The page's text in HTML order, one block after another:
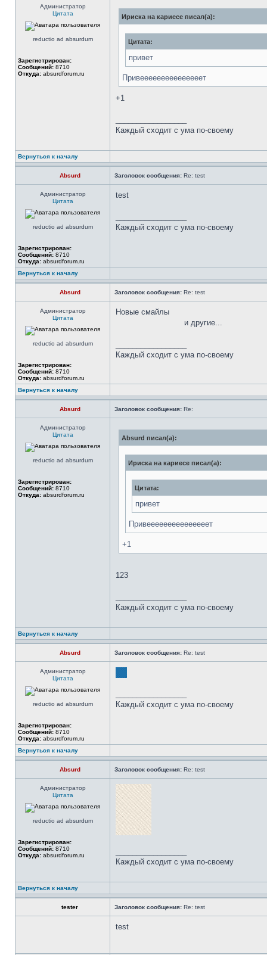
Администратор
Цитата
reductio ad absurdum
Зарегистрирован:
Сообщений: 8710
Откуда: absurdforum.ru
Ириска на кариесе писал(а):
Цитата:
привет
Привееееееееееееееет
+1
Каждый сходит с ума по-своему
Вернуться к началу
Absurd Заголовок сообщения: Re: test
Администратор
Цитата
reductio ad absurdum
Зарегистрирован:
Сообщений: 8710
Откуда: absurdforum.ru
test
Каждый сходит с ума по-своему
Вернуться к началу
Absurd Заголовок сообщения: Re: test
Администратор
Цитата
reductio ad absurdum
Зарегистрирован:
Сообщений: 8710
Откуда: absurdforum.ru
Новые смайлы
и другие...
Каждый сходит с ума по-своему
Вернуться к началу
Absurd Заголовок сообщения: Re:
Администратор
Цитата
reductio ad absurdum
Зарегистрирован:
Сообщений: 8710
Откуда: absurdforum.ru
Absurd писал(а):
Ириска на кариесе писал(а):
Цитата:
привет
Привееееееееееееееет
+1
123
Каждый сходит с ума по-своему
Вернуться к началу
Absurd Заголовок сообщения: Re: test
Администратор
Цитата
reductio ad absurdum
Зарегистрирован:
Сообщений: 8710
Откуда: absurdforum.ru
Каждый сходит с ума по-своему
Вернуться к началу
Absurd Заголовок сообщения: Re: test
Администратор
Цитата
reductio ad absurdum
Зарегистрирован:
Сообщений: 8710
Откуда: absurdforum.ru
Каждый сходит с ума по-своему
Вернуться к началу
tester Заголовок сообщения: Re: test
test